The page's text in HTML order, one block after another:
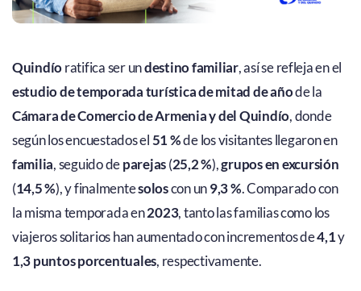
Quindíoratifica ser undestino familiar, así se refleja en el
estudio de temporada turística de mitad de añode la
Cámara de Comercio de Armenia y del Quindío, donde
según los encuestados el51 %de los visitantes llegaron en
familia, seguido deparejas(25,2 %),grupos en excursión
(14,5 %), y finalmentesoloscon un9,3 %. Comparado con
la misma temporada en2023, tanto las familias como los
viajeros solitarios han aumentado con incrementos de4,1y
1,3 puntos porcentuales, respectivamente.